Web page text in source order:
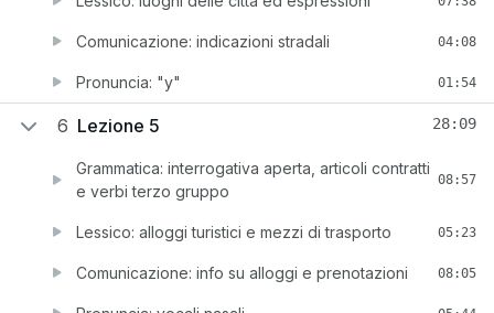
Comunicazione: indicazioni stradali 04:08
Pronuncia: "y" 01:54
6 Lezione 5 28:09
Grammatica: interrogativa aperta, articoli contratti
e verbi terzo gruppo
08:57
Lessico: alloggi turistici e mezzi di trasporto 05:23
Comunicazione: info su alloggi e prenotazioni 08:05